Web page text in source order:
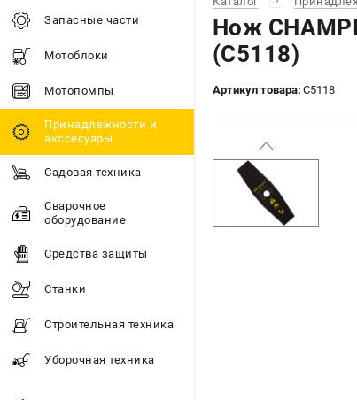
Запасные части
Мотоблоки
Мотопомпы
Принадлежности и
акссесуары
Садовая техника
Сварочное
оборудование
Средства защиты
Станки
Строительная техника
Уборочная техника
Нож
(C5118)
Артикул товара: C5118